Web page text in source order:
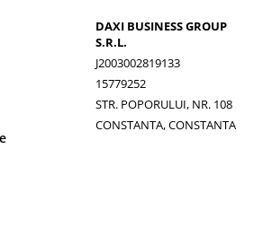
DAXI BUSINESS GROUP
S.R.L.
J2003002819133
15779252
STR. POPORULUI, NR. 108
CONSTANTA, CONSTANTA